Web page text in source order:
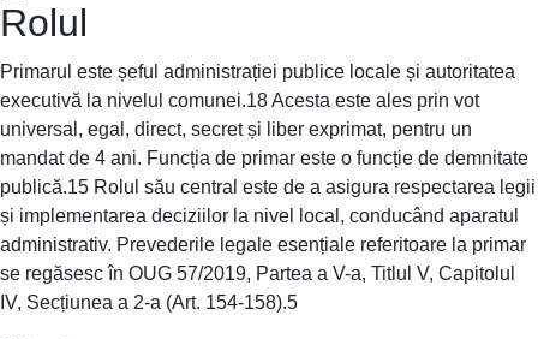
Rolul
Primarul este șeful administrației publice locale și autoritatea
executivă la nivelul comunei.18 Acesta este ales prin vot
universal, egal, direct, secret și liber exprimat, pentru un
mandat de 4 ani. Funcția de primar este o funcție de demnitate
publică.15 Rolul său central este de a asigura respectarea legii
și implementarea deciziilor la nivel local, conducând aparatul
administrativ. Prevederile legale esențiale referitoare la primar
se regăsesc în OUG 57/2019, Partea a V-a, Titlul V, Capitolul
IV, Secțiunea a 2-a (Art. 154-158).5